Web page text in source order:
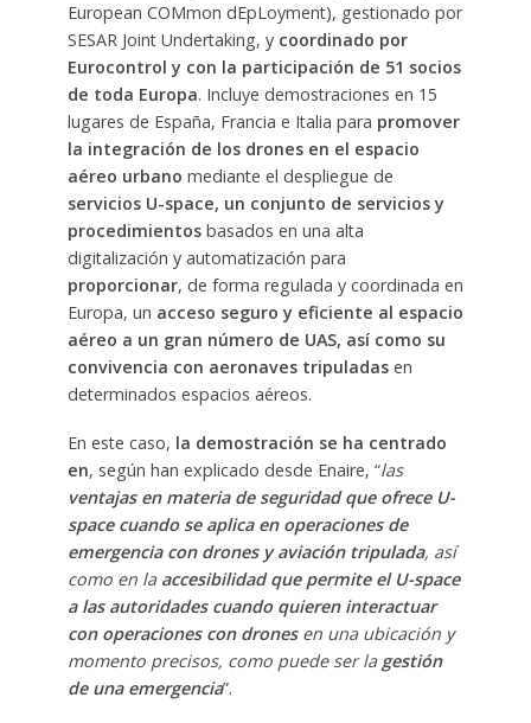
European COMmon dEpLoyment), gestionado por
SESAR Joint Undertaking, y coordinado por
Eurocontrol y con la participación de 51 socios
de toda Europa. Incluye demostraciones en 15
lugares de España, Francia e Italia para promover
la integración de los drones en el espacio
aéreo urbano mediante el despliegue de
servicios U-space, un conjunto de servicios y
procedimientosbasados en una alta
digitalización y automatización para
proporcionar, de forma regulada y coordinada en
Europa, un acceso seguro y eficiente al espacio
aéreo a un gran número de UAS, así como su
convivencia con aeronaves tripuladasen
determinados espacios aéreos.
En este caso, la demostración se ha centrado
en, según han explicado desde Enaire, “las
ventajas en materia de seguridad que ofrece U-
space cuando se aplica en operaciones de
emergencia con drones y aviación tripulada, así
como en la accesibilidad que permite el U-space
a las autoridades cuando quieren interactuar
con operaciones con drones en una ubicación y
momento precisos, como puede ser la gestión
de una emergencia”.